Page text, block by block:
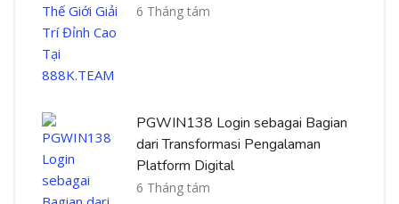
6 Tháng tám
PGWIN138 Login sebagai Bagian
dari Transformasi Pengalaman
Platform Digital
6 Tháng tám